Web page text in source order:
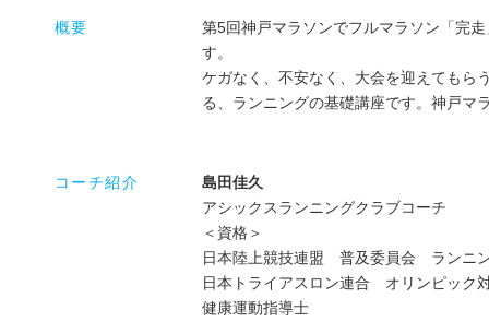
概要
第5回神戸マラソンでフルマラソン「完
す。
ケガなく、不安なく、大会を迎えてもら
る、ランニングの基礎講座です。神戸マ
コーチ紹介
島田佳久
アシックスランニングクラブコーチ
＜資格＞
日本陸上競技連盟 普及委員会 ランニ
日本トライアスロン連合 オリンピック
健康運動指導士